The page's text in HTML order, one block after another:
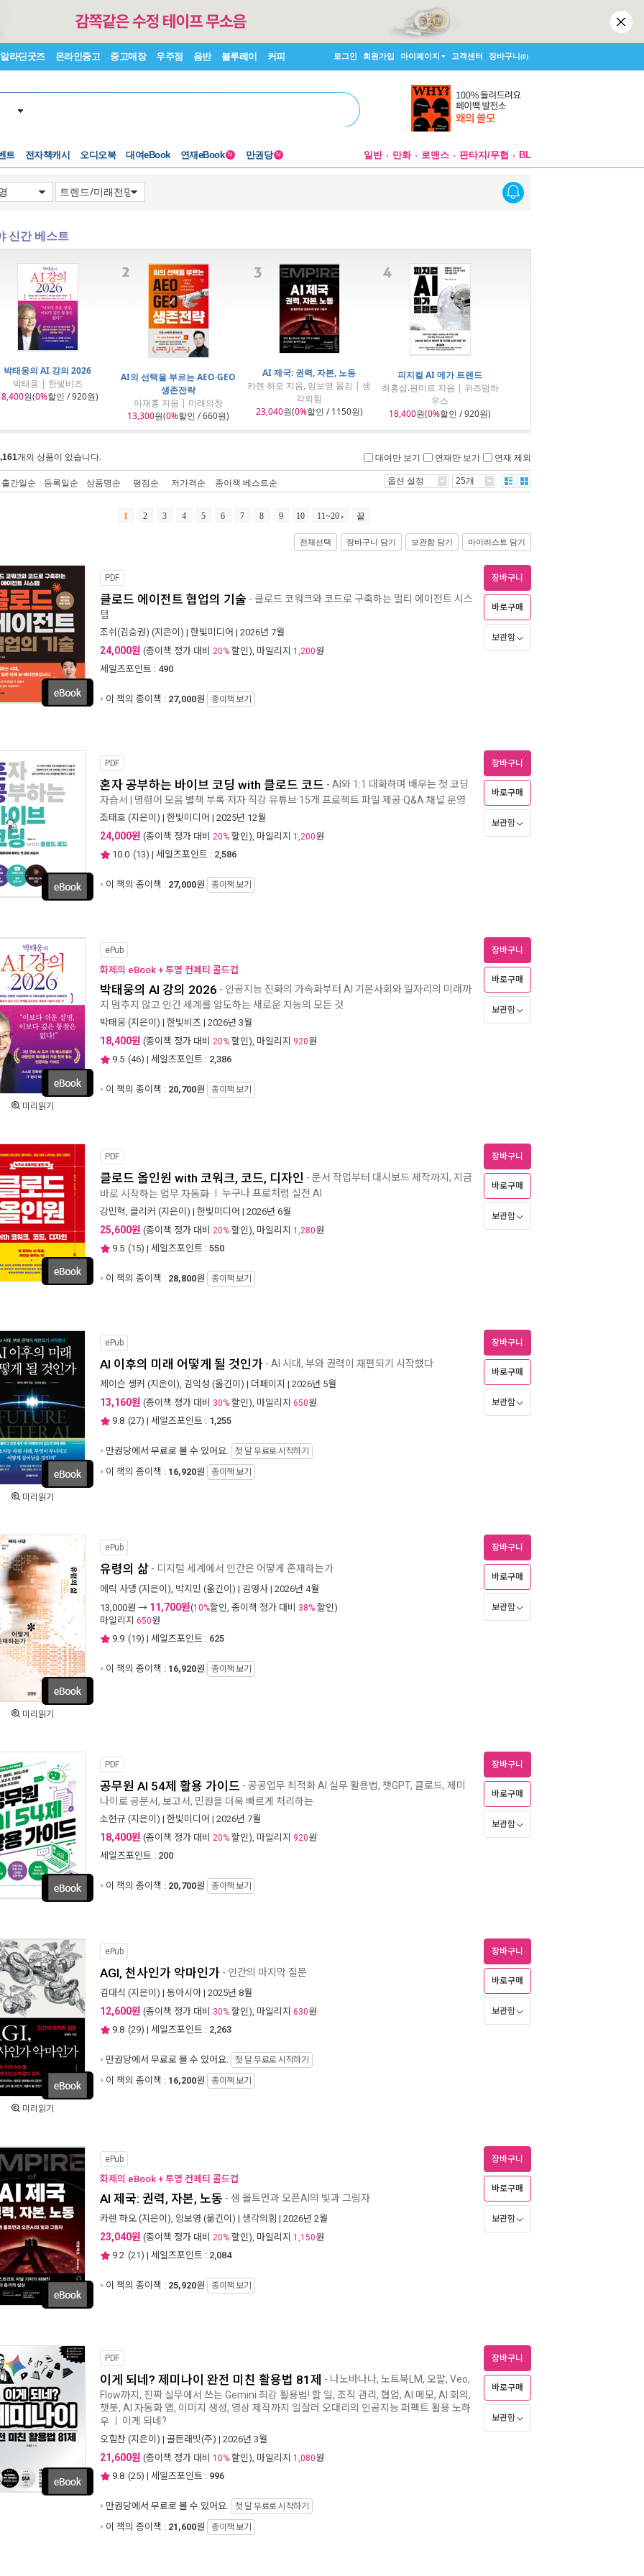
알라딘굿즈 온라인중고 중고매장 우주점 음반 블루레이 커피 로그인 회원가입 마이페이지 고객센터 장바구니(0)
트 전자책캐시 오디오북 대여eBook 연재eBook N 만권당 N 일반 만화 로맨스 판타지/무협 BL
신간 베스트
박태웅의 AI 강의 2026
박태웅 | 한빛비즈
원(0%할인 / 920원)
AI의 선택을 부르는 AEO·GEO
생존전략
이재홍 지음 | 미래의창
13,300원(0%할인 / 660원)
AI 제국: 권력, 자본, 노동
카렌 하오 지음, 임보영 옮김 | 생
각의힘
23,040원(0%할인 / 1150원)
피지컬 AI 메가 트렌드
최홍섭.원미르 지음 | 위즈덤하
우스
18,400원(0%할인 / 920원)
개의 상품이 있습니다. 대여만 보기 연재만 보기 연재 제외
출간일순 등록일순 상품명순 평점순 저가격순 종이책 베스트순 옵션 설정 25개
1 2 3 4 5 6 7 8 9 10 11~20 끝
전체선택 장바구니 담기 보관함 담기 마이리스트 담기
PDF
클로드 에이전트 협업의 기술 - 클로드 코워크와 코드로 구축하는 멀티 에이전트 시스
템
조쉬(김승권) (지은이) | 한빛미디어 | 2026년 7월
24,000원 (종이책 정가 대비 20% 할인), 마일리지 1,200원
세일즈포인트 : 490
이 책의 종이책 : 27,000원 종이책 보기
장바구니
바로구매
보관함
PDF
혼자 공부하는 바이브 코딩 with 클로드 코드 - AI와 1:1 대화하며 배우는 첫 코딩
자습서 | 명령어 모음 별책 부록·저자 직강 유튜브·15개 프로젝트 파일 제공·Q&A 채널 운영
조태호 (지은이) | 한빛미디어 | 2025년 12월
24,000원 (종이책 정가 대비 20% 할인), 마일리지 1,200원
10.0 (13) | 세일즈포인트 : 2,586
이 책의 종이책 : 27,000원 종이책 보기
장바구니
바로구매
보관함
미리읽기
ePub
화제의 eBook + 투명 컨페티 콜드컵
박태웅의 AI 강의 2026 - 인공지능 진화의 가속화부터 AI 기본사회와 일자리의 미래까
지 멈추지 않고 인간 세계를 압도하는 새로운 지능의 모든 것
박태웅 (지은이) | 한빛비즈 | 2026년 3월
18,400원 (종이책 정가 대비 20% 할인), 마일리지 920원
9.5 (46) | 세일즈포인트 : 2,386
이 책의 종이책 : 20,700원 종이책 보기
장바구니
바로구매
보관함
PDF
클로드 올인원 with 코워크, 코드, 디자인 - 문서 작업부터 대시보드 제작까지, 지금
바로 시작하는 업무 자동화 누구나 프로처럼 실전 AI
강민혁, 클리커 (지은이) | 한빛미디어 | 2026년 6월
25,600원 (종이책 정가 대비 20% 할인), 마일리지 1,280원
9.5 (15) | 세일즈포인트 : 550
이 책의 종이책 : 28,800원 종이책 보기
장바구니
바로구매
보관함
미리읽기
ePub
AI 이후의 미래 어떻게 될 것인가 - AI 시대, 부와 권력이 재편되기 시작했다
제이슨 솅커 (지은이), 김익성 (옮긴이) | 더페이지 | 2026년 5월
13,160원 (종이책 정가 대비 30% 할인), 마일리지 650원
9.8 (27) | 세일즈포인트 : 1,255
만권당에서 무료로 볼 수 있어요. 첫 달 무료로 시작하기
이 책의 종이책 : 16,920원 종이책 보기
장바구니
바로구매
보관함
미리읽기
ePub
유령의 삶 - 디지털 세계에서 인간은 어떻게 존재하는가
에릭 사댕 (지은이), 박지민 (옮긴이) | 김영사 | 2026년 4월
13,000원 → 11,700원(10%할인, 종이책 정가 대비 38% 할인)
마일리지 650원
9.9 (19) | 세일즈포인트 : 625
이 책의 종이책 : 16,920원 종이책 보기
장바구니
바로구매
보관함
PDF
공무원 AI 54제 활용 가이드 - 공공업무 최적화 AI 실무 활용법, 챗GPT, 클로드, 제미
나이로 공문서, 보고서, 민원을 더욱 빠르게 처리하는
소현규 (지은이) | 한빛미디어 | 2026년 7월
18,400원 (종이책 정가 대비 20% 할인), 마일리지 920원
세일즈포인트 : 200
이 책의 종이책 : 20,700원 종이책 보기
장바구니
바로구매
보관함
미리읽기
ePub
AGI, 천사인가 악마인가 - 인간의 마지막 질문
김대식 (지은이) | 동아시아 | 2025년 8월
12,600원 (종이책 정가 대비 30% 할인), 마일리지 630원
9.8 (29) | 세일즈포인트 : 2,263
만권당에서 무료로 볼 수 있어요. 첫 달 무료로 시작하기
이 책의 종이책 : 16,200원 종이책 보기
장바구니
바로구매
보관함
ePub
화제의 eBook + 투명 컨페티 콜드컵
AI 제국: 권력, 자본, 노동 - 샘 올트먼과 오픈AI의 빛과 그림자
카렌 하오 (지은이), 임보영 (옮긴이) | 생각의힘 | 2026년 2월
23,040원 (종이책 정가 대비 20% 할인), 마일리지 1,150원
9.2 (21) | 세일즈포인트 : 2,084
이 책의 종이책 : 25,920원 종이책 보기
장바구니
바로구매
보관함
PDF
이게 되네? 제미나이 완전 미친 활용법 81제 - 나노바나나, 노트북LM, 오팔, Veo,
Flow까지, 진짜 실무에서 쓰는 Gemini 최강 활용법! 할 일, 조직 관리, 협업, AI 메모, AI 회의,
챗봇, AI 자동화 앱, 이미지 생성, 영상 제작까지 일잘러 오대리의 인공지능 퍼펙트 활용 노하
우
이게 되네?
오힘찬 (지은이) | 골든래빗(주) | 2026년 3월
21,600원 (종이책 정가 대비 10% 할인), 마일리지 1,080원
9.8 (25) | 세일즈포인트 : 996
만권당에서 무료로 볼 수 있어요. 첫 달 무료로 시작하기
이 책의 종이책 : 21,600원 종이책 보기
장바구니
바로구매
보관함